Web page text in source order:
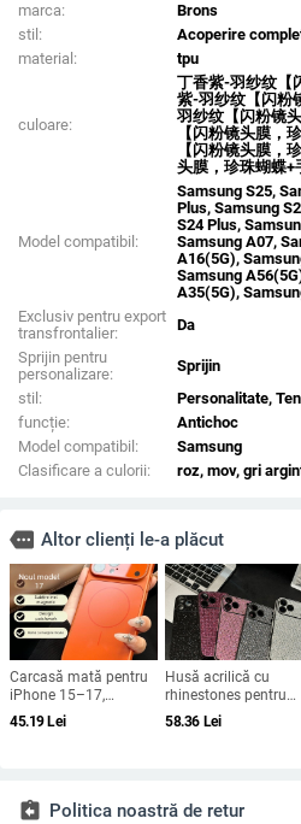
marca:
Brons
stil:
Acoperire
material:
tpu
culoare:
丁香紫-羽纱纹【
紫-羽纱纹【闪粉
羽纱纹【闪粉镜
【闪粉镜头膜，
【闪粉镜头膜，
头膜，珍珠蝴蝶+
Model compatibil:
Samsung S25,
Plus, Samsung
S24 Plus,
Samsung A07,
A16(5G),
Samsung
A35(5G),
Exclusiv pentru export
transfrontalier:
Da
Sprijin pentru
personalizare:
Sprijin
stil:
Personalitate,
funcție:
Antichoc
Model compatibil:
Samsung
Clasificare a culorii:
roz, mov, gri
more Altor clienți le-a plăcut
Carcasă mată pentru
iPhone 15–17,
rezistență la șocuri,
protecție pentru
45.19Lei
Husă acrilică cu
rhinestones pentru
iPhone 17 Pro Max,
acoperire completă cu
58.36 Lei
assignment_return Politica noastră de retur